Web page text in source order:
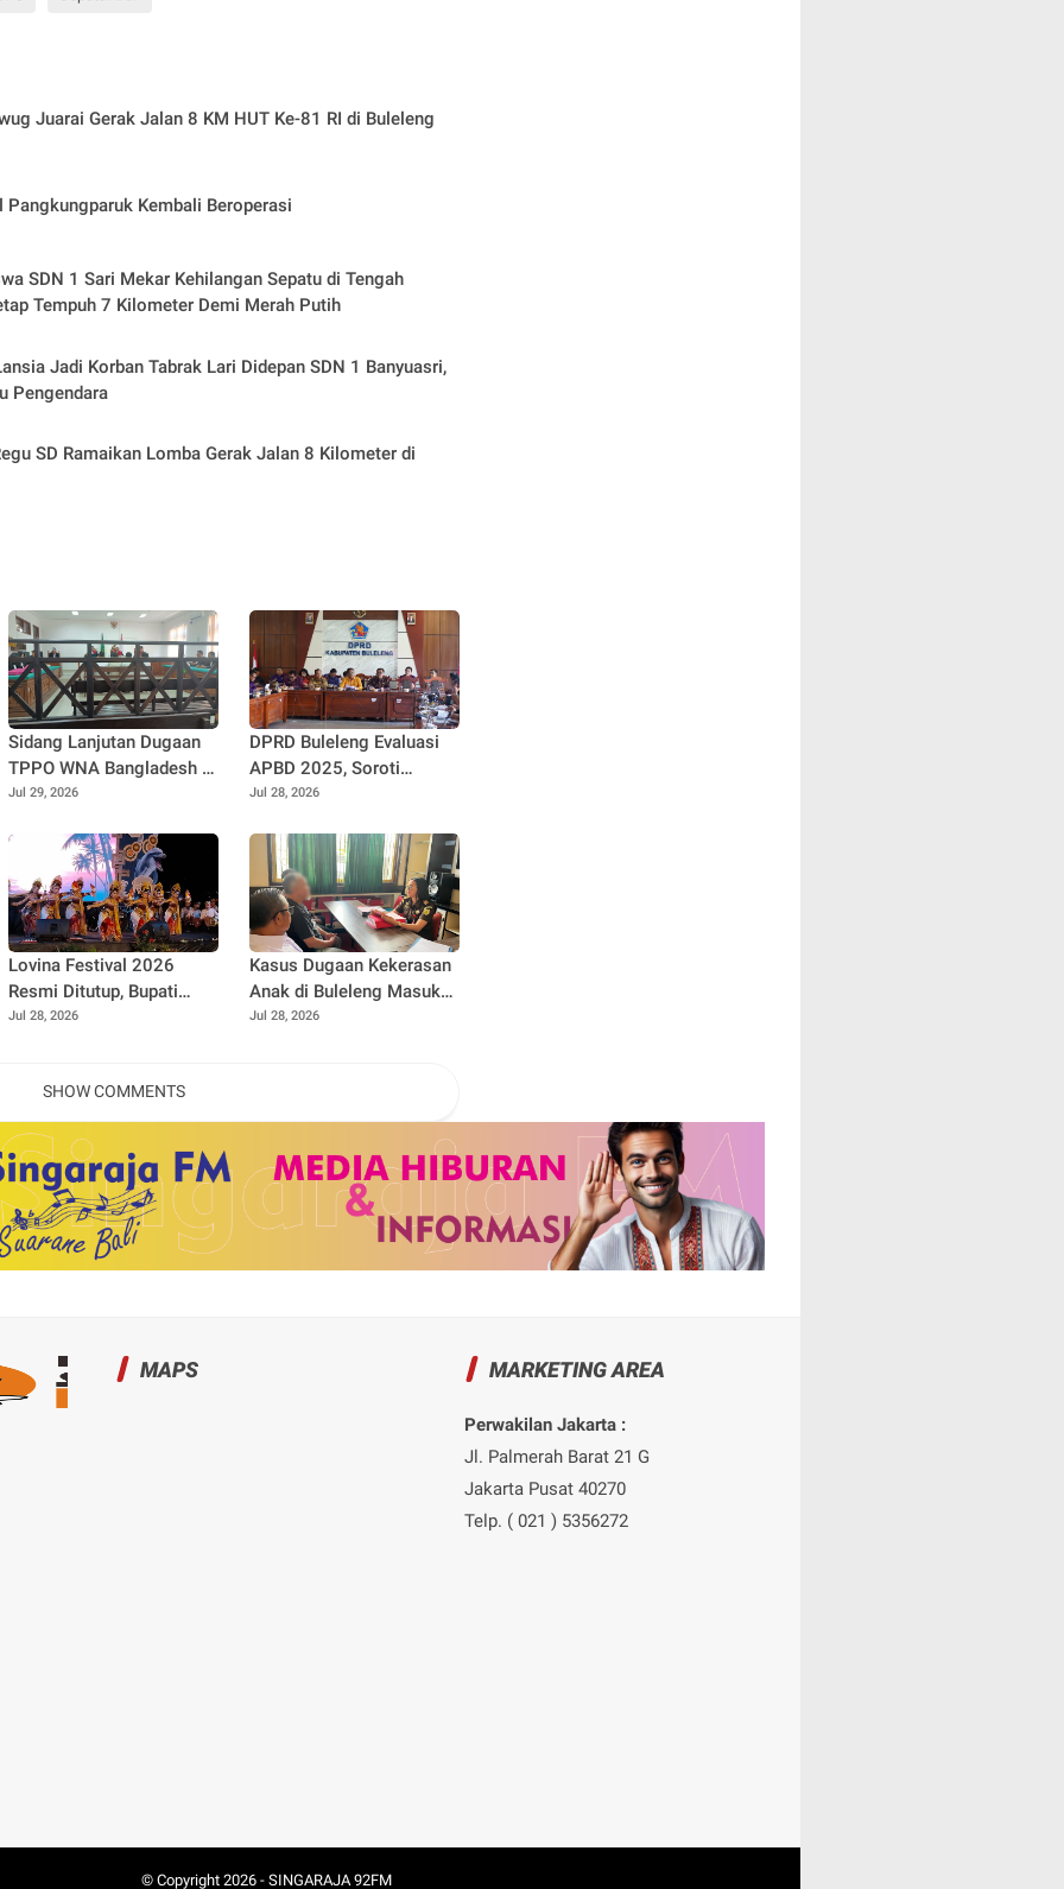
Juarai Gerak Jalan 8 KM HUT Ke-81 RI di Buleleng
Pangkungparuk Kembali Beroperasi
SDN 1 Sari Mekar Kehilangan Sepatu di Tengah
Tempuh 7 Kilometer Demi Merah Putih
Jadi Korban Tabrak Lari Didepan SDN 1 Banyuasri,
Pengendara
SD Ramaikan Lomba Gerak Jalan 8 Kilometer di
Sidang Lanjutan Dugaan
TPPO WNA Bangladesh di
PN Singaraja, Muncul
dengan BAP
Jul 29, 2026
DPRD Buleleng Evaluasi
APBD 2025, Soroti
Besarnya SiLPA dan
BUMD
Jul 28, 2026
Lovina Festival 2026
Resmi Ditutup, Bupati
Sutjidra: Bali Utara Siap
Jul 28, 2026
Kasus Dugaan Kekerasan
Anak di Buleleng Masuk
Tahap Penuntutan, Kejari
Jul 28, 2026
SHOW COMMENTS
MAPS MARKETING AREA
Perwakilan Jakarta :
Jl. Palmerah Barat 21 G
Jakarta Pusat 40270
Telp. ( 021 ) 5356272
© Copyright 2026- SINGARAJA 92FM